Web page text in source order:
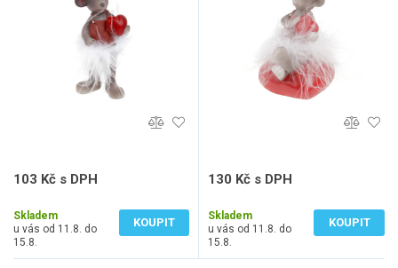
103 Kč s DPH
Skladem
u vás od 11.8. do
15.8.
KOUPIT
130 Kč s DPH
Skladem
u vás od 11.8. do
15.8.
KOUPIT